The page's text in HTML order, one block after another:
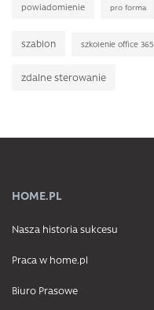
powiadomienie pro forma
szablon szkolenie office 365
zdalne sterowanie
HOME.PL
Nasza historia sukcesu
Praca w home.pl
Biuro Prasowe